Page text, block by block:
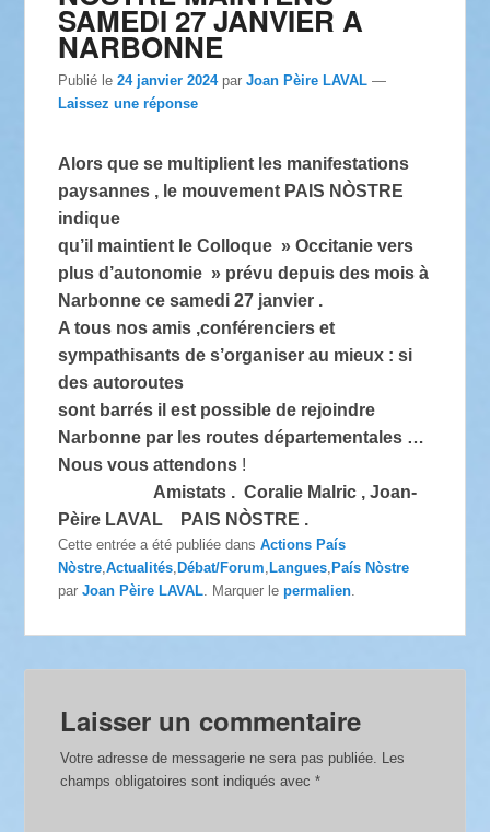
SAMEDI 27 JANVIER A
NARBONNE
Publié le24 janvier 2024 parJoan Pèire LAVAL —
Laissez une réponse
Alors que se multiplient les manifestations
paysannes , le mouvement PAIS NÒSTRE
indique
qu’il maintient le Colloque » Occitanie vers
plus d’autonomie » prévu depuis des mois à
Narbonne ce samedi 27 janvier .
A tous nos amis ,conférenciers et
sympathisants de s’organiser au mieux : si
des autoroutes
sont barrés il est possible de rejoindre
Narbonne par les routes départementales …
Nous vous attendons !
Amistats . Coralie Malric , Joan-
Pèire LAVAL PAIS NÒSTRE .
Cette entrée a été publiée dansActions País
Nòstre ,Actualités ,Débat/Forum ,Langues ,País Nòstre
parJoan Pèire LAVAL . Marquer lepermalien
Laisser un commentaire
Votre adresse de messagerie ne sera pas publiée. Les
champs obligatoires sont indiqués avec*